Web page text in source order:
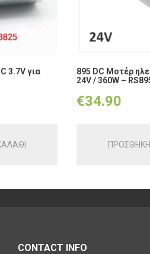
3.7V για
895 DC Μοτέρ
24V / 360W –
€34.90
CONTACT INFO